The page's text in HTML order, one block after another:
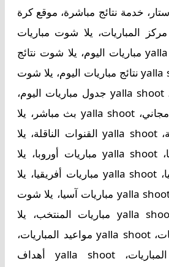
خدمة نتائج مباشرة، موقع كرة
المباريات، يلا شوت مباريات
اليوم مباشر، yalla shoot مباريات اليوم، يلا شوت نتائج
مباريات اليوم، yalla shoot نتائج مباريات اليوم، يلا شوت
جدول مباريات اليوم، yalla shoot جدول مباريات اليوم،
يلا شوت بث مباشر مجاني، yalla shoot بث مباشر، يلا
شوت القنوات الناقلة، yalla shoot القنوات الناقلة، يلا
شوت مباريات أوروبا، yalla shoot مباريات أوروبا، يلا
شوت مباريات أفريقيا، yalla shoot مباريات أفريقيا، يلا
شوت مباريات آسيا، yalla shoot مباريات آسيا، يلا شوت
مباريات المنتخب، yalla shoot مباريات المنتخب، يلا
شوت مواعيد المباريات، yalla shoot مواعيد المباريات،
يلا شوت أهداف المباريات، yalla shoot أهداف